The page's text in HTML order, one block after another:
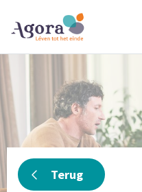
Terug